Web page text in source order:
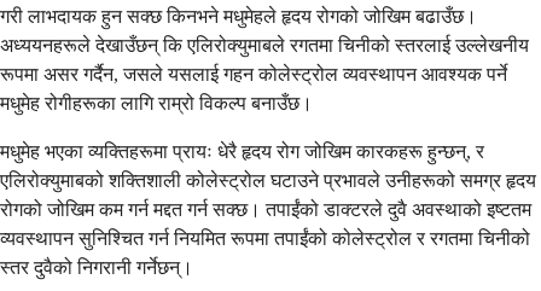
गरी लाभदायक हुन सक्छ किनभने मधुमेहले हृदय रोगको जोखिम बढाउँछ।
अध्ययनहरूले देखाउँछन् कि एलिरोक्युमाबले रगतमा चिनीको स्तरलाई उल्लेखनीय
रूपमा असर गर्दैन, जसले यसलाई गहन कोलेस्ट्रोल व्यवस्थापन आवश्यक पर्ने
मधुमेह रोगीहरूका लागि राम्रो विकल्प बनाउँछ।
मधुमेह भएका व्यक्तिहरूमा प्रायः धेरै हृदय रोग जोखिम कारकहरू हुन्छन्, र
एलिरोक्युमाबको शक्तिशाली कोलेस्ट्रोल घटाउने प्रभावले उनीहरूको समग्र हृदय
रोगको जोखिम कम गर्न मद्दत गर्न सक्छ। तपाईंको डाक्टरले दुवै अवस्थाको इष्टतम
व्यवस्थापन सुनिश्चित गर्न नियमित रूपमा तपाईंको कोलेस्ट्रोल र रगतमा चिनीको
स्तर दुवैको निगरानी गर्नेछन्।